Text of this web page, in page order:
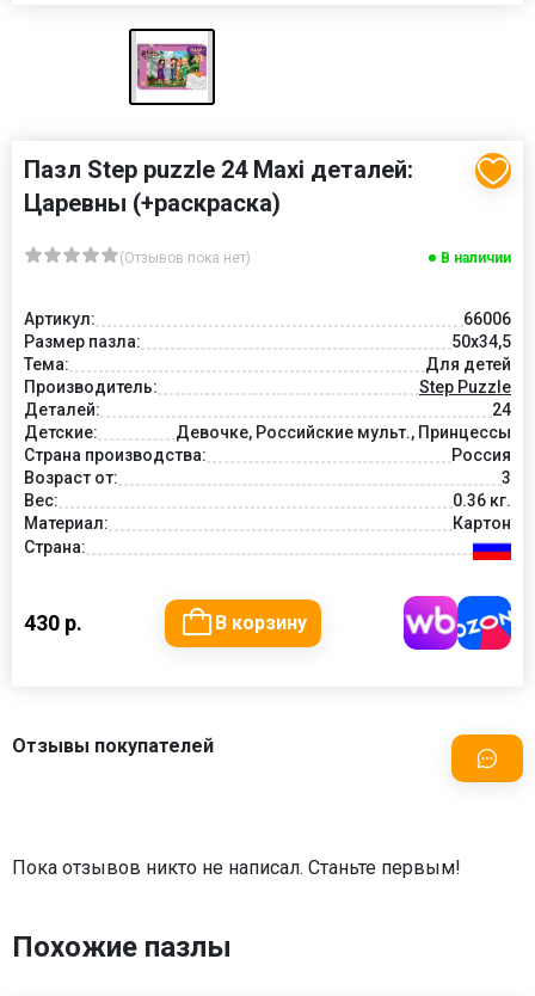
Пазл Step puzzle 24 Maxi деталей:
Царевны (+раскраска)
(Отзывов пока нет) В наличии
Артикул:
66006
Размер пазла:
50x34,5
Тема:
Для детей
Производитель:
Step Puzzle
Деталей:
24
Детские:
Девочке, Российские мульт., Принцессы
Страна производства:
Россия
Возраст от:
3
Вес:
0.36 кг.
Материал:
Картон
Страна:
430 р. В корзину
Отзывы покупателей
Пока отзывов никто не написал. Станьте первым!
Похожие пазлы